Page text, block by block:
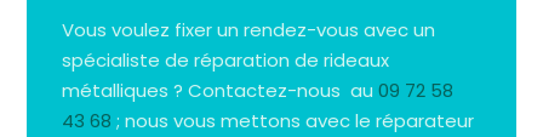
Vous voulez fixer un rendez-vous avec un
spécialiste de réparation de rideaux
métalliques ? Contactez-nous au09 72 58
43 68 ; nous vous mettons avec le réparateur